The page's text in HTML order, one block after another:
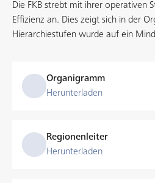
Die FKB strebt mit ihrer operativen
Effizienz an. Dies zeigt sich in der
Hierarchiestufen wurde auf ein
Organigramm
Herunterladen
Regionenleiter
Herunterladen